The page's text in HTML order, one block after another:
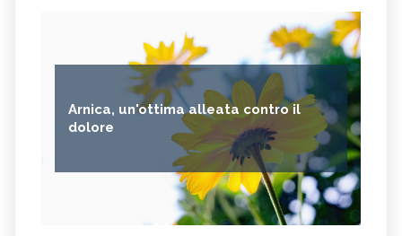
Arnica, un'ottima alleata contro il
dolore